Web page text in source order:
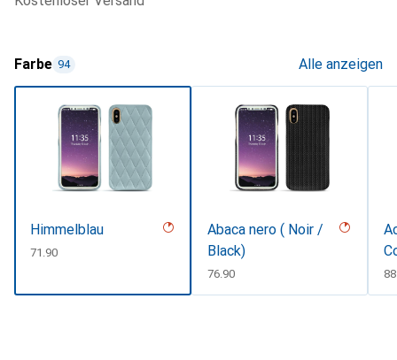
Farbe 94 Alle anzeigen
Himmelblau
CHF
71.90
Abaca nero ( Noir /
Black)
CHF
76.90